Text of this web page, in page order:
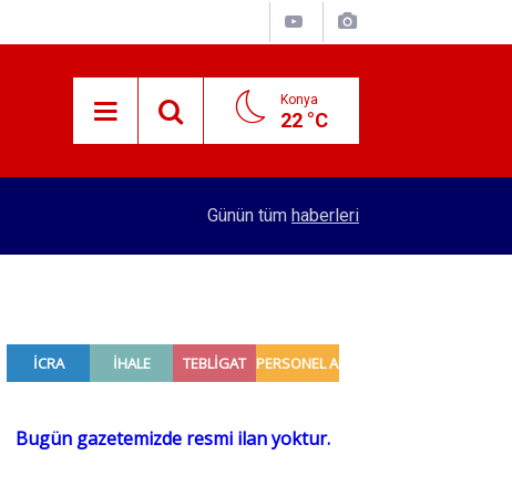
Konya
22 °C
Merkez Bankası rezervleri açıklandı
Günün tüm haberleri